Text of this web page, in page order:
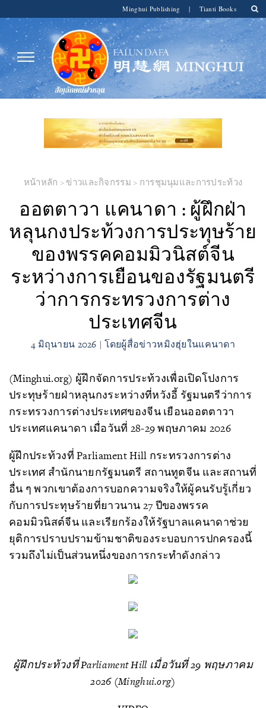
Minghui Publishing | Tianti Books
หน้าหลัก > ข่าวและกิจกรรม > การชุมนุมและการประท้วง
ออตตาวา แคนาดา : ผู้ฝึกฝ่า
หลุนกงประท้วงการประทุษร้าย
ของพรรคคอมมิวนิสต์จีน
ระหว่างการเยือนของรัฐมนตรี
ว่าการกระทรวงการต่าง
ประเทศจีน
4 มิถุนายน 2026 | โดยผู้สื่อข่าวหมิงฮุ่ยในแคนาดา
(Minghui.org) ผู้ฝึกจัดการประท้วงเพื่อเปิดโปงการ
ประทุษร้ายฝ่าหลุนกงระหว่างที่หวังอี้ รัฐมนตรีว่าการ
กระทรวงการต่างประเทศของจีน เยือนออตตาวา
ประเทศแคนาดา เมื่อวันที่ 28-29 พฤษภาคม 2026
ผู้ฝึกประท้วงที่ Parliament Hill กระทรวงการต่าง
ประเทศ สำนักนายกรัฐมนตรี สถานทูตจีน และสถานที่
อื่น ๆ พวกเขาต้องการบอกความจริงให้ผู้คนรับรู้เกี่ยว
กับการประทุษร้ายที่ยาวนาน 27 ปีของพรรค
คอมมิวนิสต์จีน และเรียกร้องให้รัฐบาลแคนาดาช่วย
ยุติการปราบปรามข้ามชาติของระบอบการปกครองนี้
รวมถึงไม่เป็นส่วนหนึ่งของการกระทำดังกล่าว
ผู้ฝึกประท้วงที่ Parliament Hill เมื่อวันที่ 29 พฤษภาคม
2026 (Minghui.org)